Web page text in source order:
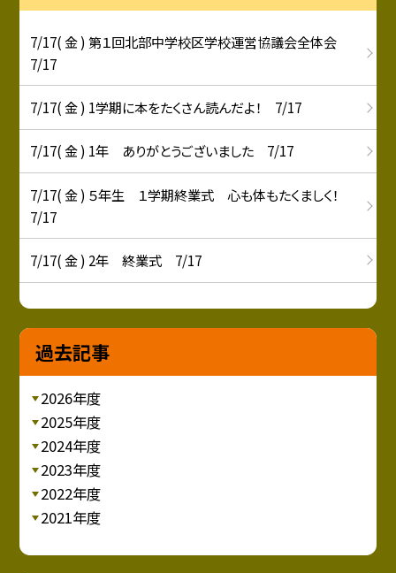
7/17( 金 ) 第１回北部中学校区学校運営協議会全体会
7/17
7/17( 金 ) 1学期に本をたくさん読んだよ！ 7/17
7/17( 金 ) 1年 ありがとうございました 7/17
7/17( 金 ) ５年生 １学期終業式 心も体もたくましく！
7/17
7/17( 金 ) 2年 終業式 7/17
過去記事
2026年度
2025年度
2024年度
2023年度
2022年度
2021年度